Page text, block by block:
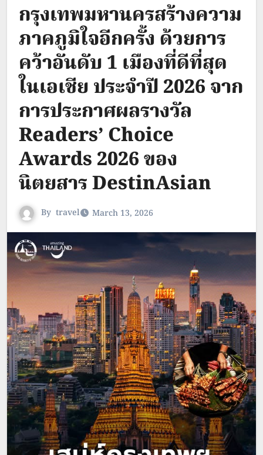
กรุงเทพมหานครสร้างความ
ภาคภูมิใจอีกครั้ง ด้วยการ
คว้าอันดับ 1 เมืองที่ดีที่สุด
ในเอเชีย ประจำปี 2026 จาก
การประกาศผลรางวัล
Readers’ Choice
Awards 2026 ของ
นิตยสาร DestinAsian
By travel March 13, 2026